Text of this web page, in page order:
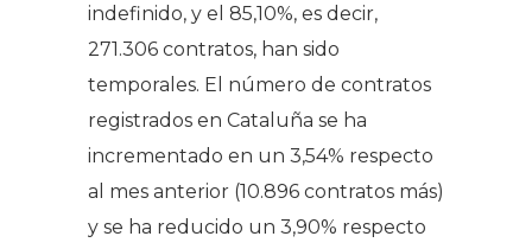
indefinido, y el 85,10%, es decir,
271.306 contratos, han sido
temporales. El número de contratos
registrados en Cataluña se ha
incrementado en un 3,54% respecto
al mes anterior (10.896 contratos más)
y se ha reducido un 3,90% respecto